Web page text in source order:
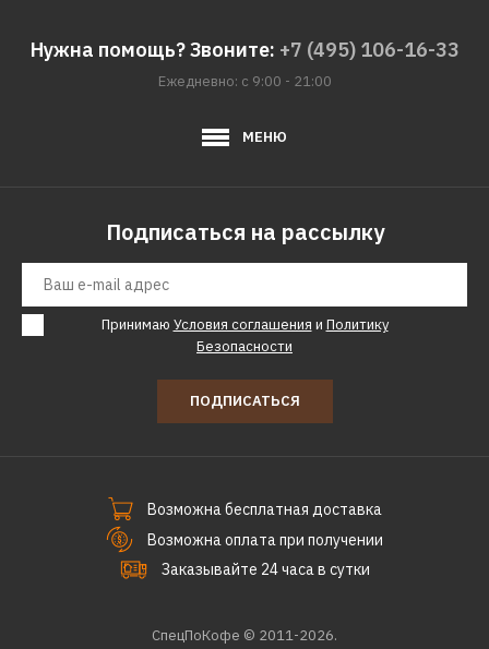
22650р.
ELECTRIC ACEH/I-
09HN1_22Y
37270р.
ДОБАВИТЬ К СРАВНЕНИЮ
ДОБАВИТЬ В ПОЖЕЛАНИЯ
Сплит-система AC
Нужна помощь? Звоните: +7 (495) 106-16-33
Ежедневно: с 9:00 - 21:00
МЕНЮ
Подписаться на рассылку
Принимаю Условия соглашения и Политику
Безопасности
ПОДПИСАТЬСЯ
Возможна бесплатная доставка
Возможна оплата при получении
Заказывайте 24 часа в сутки
СпецПоКофе © 2011-2026.